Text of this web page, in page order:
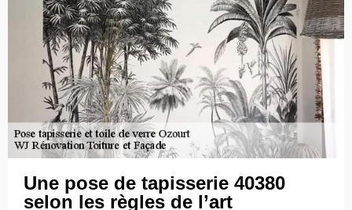
Une pose de tapisserie 40380
selon les règles de l’art